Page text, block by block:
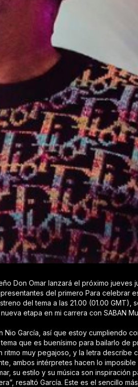
Don Omar lanzará el próximo
del primero Para celebrar
del tema a las 21.00 (01.00
etapa en mi carrera con SABAN
Nio García, así que estoy cumpliendo
que es buenísimo para bailarlo de
muy pegajoso, y la letra
ambos intérpretes hacen lo
su estilo y su música son
resaltó García. Este es el sencillo